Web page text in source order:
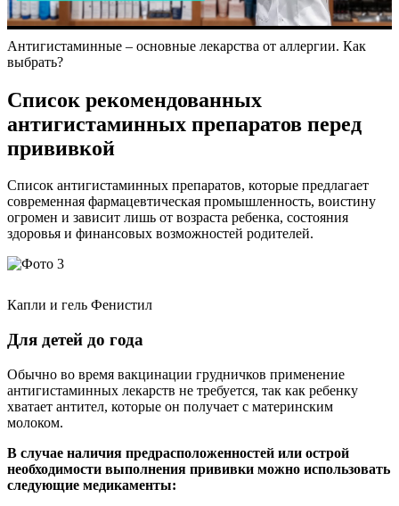
Антигистаминные – основные лекарства от аллергии. Как
выбрать?
Список рекомендованных
антигистаминных препаратов перед
прививкой
Список антигистаминных препаратов, которые предлагает
современная фармацевтическая промышленность, воистину
огромен и зависит лишь от возраста ребенка, состояния
здоровья и финансовых возможностей родителей.
Капли и гель Фенистил
Для детей до года
Обычно во время вакцинации грудничков применение
антигистаминных лекарств не требуется, так как ребенку
хватает антител, которые он получает с материнским
молоком.
В случае наличия предрасположенностей или острой
необходимости выполнения прививки можно использовать
следующие медикаменты: